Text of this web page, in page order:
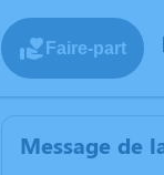
Faire-part
Message de